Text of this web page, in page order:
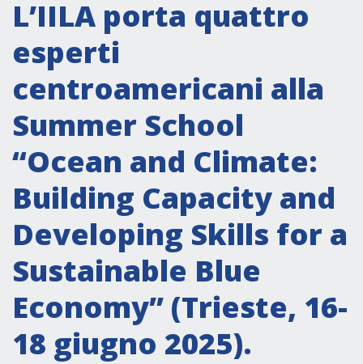
Segreteria Culturale
Segreteria Socio-economica
Segreteria Tecnico scientifica
Forum PMI
Conferenze Italia-America Latina e Caraibi
Rete per la promozione dell’uguaglianza di
genere
Borse di Studio
Partnership
COOPERAZIONE
Patrimonio culturale
L’IILA porta quattro
esperti
centroamericani alla
Summer School
“Ocean and Climate:
Building Capacity and
Developing Skills for a
Sustainable Blue
Economy” (Trieste, 16-
18 giugno 2025).